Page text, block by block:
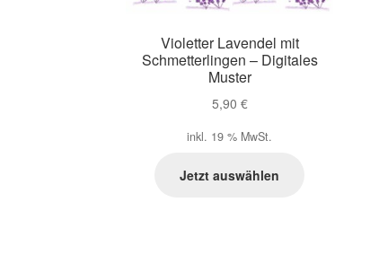
Violetter Lavendel mit
Schmetterlingen – Digitales
Muster
5,90 €
inkl. 19 % MwSt.
Jetzt auswählen